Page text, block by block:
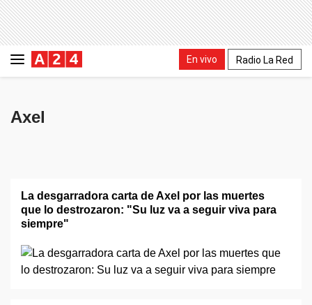
En vivo Radio La Red
Axel
La desgarradora carta de Axel por las muertes
que lo destrozaron: "Su luz va a seguir viva para
siempre"